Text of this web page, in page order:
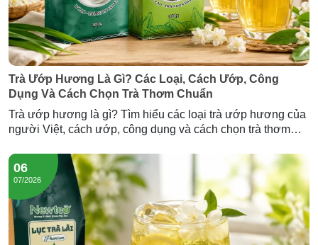
Trà Ướp Hương Là Gì? Các Loại, Cách Ướp, Công
Dụng Và Cách Chọn Trà Thơm Chuẩn
Trà ướp hương là gì? Tìm hiểu các loại trà ướp hương của
người Việt, cách ướp, công dụng và cách chọn trà thơm
06
07/2026